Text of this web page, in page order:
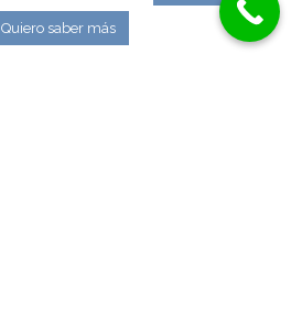
Quiero saber más